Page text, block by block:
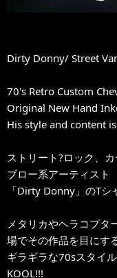
Dirty Donny/ Street
70's Retro Custom
Original New Hand
His style and content
ストリート?ロック、
ブロー系アーティスト
「Dirty Donny」のTシ
メタリカやヘラコプタ
場でその作品を目にす
ギラギラな70sスタイ
KOOL!!!